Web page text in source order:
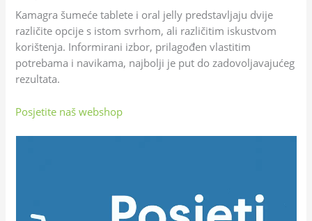
Kamagra šumeće tablete i oral jelly predstavljaju dvije
različite opcije s istom svrhom, ali različitim iskustvom
korištenja. Informirani izbor, prilagođen vlastitim
potrebama i navikama, najbolji je put do zadovoljavajućeg
rezultata.
Posjetite naš webshop